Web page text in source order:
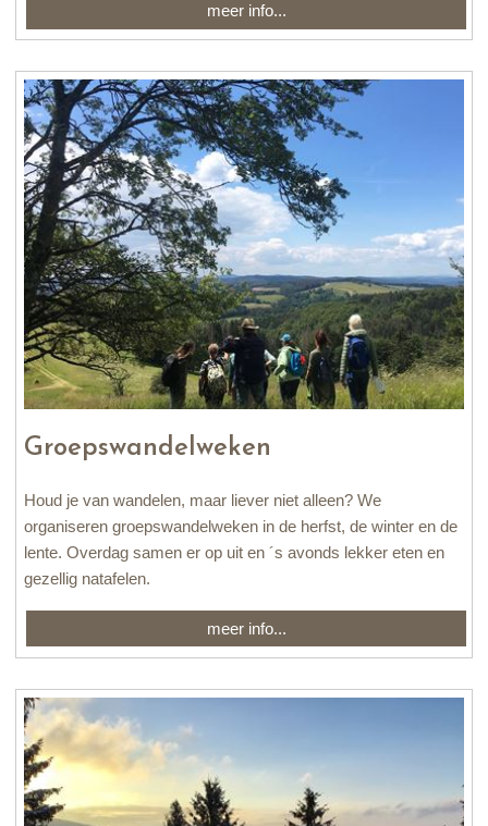
meer info...
Groepswandelweken
Houd je van wandelen, maar liever niet alleen? We
organiseren groepswandelweken in de herfst, de winter en de
lente. Overdag samen er op uit en ´s avonds lekker eten en
gezellig natafelen.
meer info...